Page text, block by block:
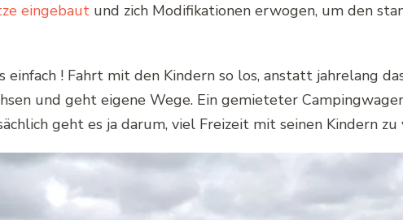
eingebaut und zich Modifikationen erwogen, um den
einfach ! Fahrt mit den Kindern so los, anstatt jahrelang
und geht eigene Wege. Ein gemieteter
geht es ja darum, viel Freizeit mit seinen Kindern zu